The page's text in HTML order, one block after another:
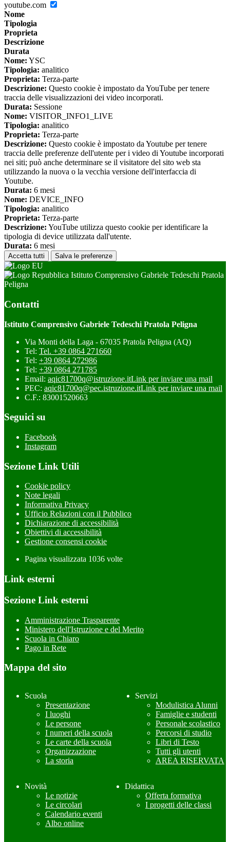
youtube.com
Nome
Tipologia
Proprieta
Descrizione
Durata
Nome: YSC
Tipologia: analitico
Proprieta: Terza-parte
Descrizione: Questo cookie è impostato da YouTube per tenere
traccia delle visualizzazioni dei video incorporati.
Durata: Sessione
Nome: VISITOR_INFO1_LIVE
Tipologia: analitico
Proprieta: Terza-parte
Descrizione: Questo cookie è impostato da Youtube per tenere
traccia delle preferenze dell'utente per i video di Youtube incorporati
nei siti; può anche determinare se il visitatore del sito web sta
utilizzando la nuova o la vecchia versione dell'interfaccia di
Youtube.
Durata: 6 mesi
Nome: DEVICE_INFO
Tipologia: analitico
Proprieta: Terza-parte
Descrizione: YouTube utilizza questo cookie per identificare la
tipologia di device utilizzata dall'utente.
Durata: 6 mesi
Accetta tutti Salva le preferenze
Istituto Comprensivo Gabriele Tedeschi Pratola
Peligna
Contatti
Istituto Comprensivo Gabriele Tedeschi Pratola Peligna
Via Monti della Laga - 67035 Pratola Peligna (AQ)
Tel: Tel. +39 0864 271660
Tel: +39 0864 272986
Tel: +39 0864 271785
Email: aqic81700q@istruzione.itLink per inviare una mail
PEC: aqic81700q@pec.istruzione.itLink per inviare una mail
C.F.: 83001520663
Seguici su
Facebook
Instagram
Sezione Link Utili
Cookie policy
Note legali
Informativa Privacy
Ufficio Relazioni con il Pubblico
Dichiarazione di accessibilità
Obiettivi di accessibilità
Gestione consensi cookie
Pagina visualizzata 1036 volte
Link esterni
Sezione Link esterni
Amministrazione Trasparente
Ministero dell'Istruzione e del Merito
Scuola in Chiaro
Pago in Rete
Mappa del sito
Scuola
Presentazione
I luoghi
Le persone
I numeri della scuola
Le carte della scuola
Organizzazione
La storia
Servizi
Modulistica Alunni
Famiglie e studenti
Personale scolastico
Percorsi di studio
Libri di Testo
Tutti gli utenti
AREA RISERVATA
Novità
Le notizie
Le circolari
Calendario eventi
Albo online
Didattica
Offerta formativa
I progetti delle classi